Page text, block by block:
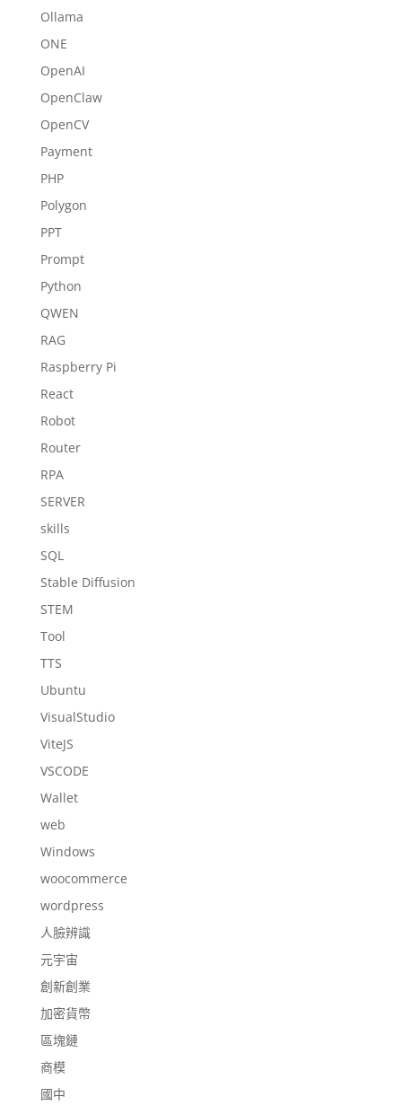
Ollama
ONE
OpenAI
OpenClaw
OpenCV
Payment
PHP
Polygon
PPT
Prompt
Python
QWEN
RAG
Raspberry Pi
React
Robot
Router
RPA
SERVER
skills
SQL
Stable Diffusion
STEM
Tool
TTS
Ubuntu
VisualStudio
ViteJS
VSCODE
Wallet
web
Windows
woocommerce
wordpress
人臉辨識
元宇宙
創新創業
加密貨幣
區塊鏈
商模
國中